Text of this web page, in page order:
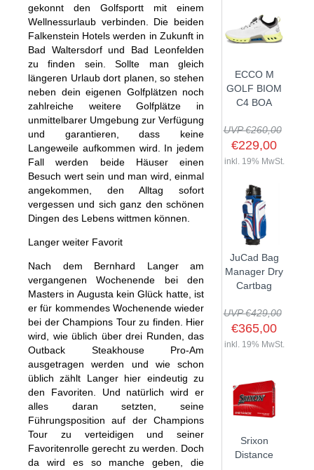
GOLFSCHLÄGER
DRIVER
FAIRWAYHÖLZER
EISENSÄTZE
WEDGES
HYBRIDS
DRIVING EISEN
PUTTER
KINDER GOLFSCHLÄGER
DEMOSCHLÄGER
BAGS
CARTBAGS
STANDBAGS
TRAVELBAGS
SONSTIGE BAGS
TROLLIES
PUSH- & PULLTROLLIES
ELEKTROTROLLIES
TROLLEY ZUBEHÖR
BÄLLE
GOLFBÄLLE
LOGOBÄLLE
SCHUHE
HERREN GOLFSCHUHE
DAMEN GOLFSCHUHE
KINDER GOLFSCHUHE
BEKLEIDUNG
HERREN
DAMEN
CAPS
HANDSCHUHE
HERREN GOLFHANDSCHUHE
DAMEN GOLFHANDSCHUHE
ZUBEHÖR
ENTFERNUNGSMESSER
REGENSCHIRME
HANDTÜCHER
ACCESSOIRES
TRAININGSHILFEN
MONTAGE
KOMPONENTEN
GRIFFE
GUTSCHEINE
GUTSCHEINE
SALE
GOLFSCHLÄGER
BAGS
TROLLIES
BÄLLE
SCHUHE
BEKLEIDUNG
HANDSCHUHE
ZUBEHÖR
EVENTS
GOLFKURSE
EVENTS
ANFRAGE
GUTSCHEINE
gekonnt den Golfsportt mit einem
Wellnessurlaub verbinden. Die beiden
Falkenstein Hotels werden in Zukunft in
Bad Waltersdorf und Bad Leonfelden
zu finden sein. Sollte man gleich
längeren Urlaub dort planen, so stehen
neben dein eigenen Golfplätzen noch
zahlreiche weitere Golfplätze in
unmittelbarer Umgebung zur Verfügung
und garantieren, dass keine
Langeweile aufkommen wird. In jedem
Fall werden beide Häuser einen
Besuch wert sein und man wird, einmal
angekommen, den Alltag sofort
vergessen und sich ganz den schönen
Dingen des Lebens wittmen können.
Langer weiter Favorit
Nach dem Bernhard Langer am
vergangenen Wochenende bei den
Masters in Augusta kein Glück hatte, ist
er für kommendes Wochenende wieder
bei der Champions Tour zu finden. Hier
wird, wie üblich über drei Runden, das
Outback Steakhouse Pro-Am
ausgetragen werden und wie schon
üblich zählt Langer hier eindeutig zu
den Favoriten. Und natürlich wird er
alles daran setzten, seine
Führungsposition auf der Champions
Tour zu verteidigen und seiner
Favoritenrolle gerecht zu werden. Doch
da wird es so manche geben, die
ECCO M
GOLF BIOM
C4 BOA
UVP €260,00
€229,00
inkl. 19% MwSt.
JuCad Bag
Manager Dry
Cartbag
UVP €429,00
€365,00
inkl. 19% MwSt.
Srixon
Distance